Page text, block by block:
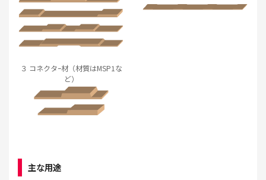
３ コネクタｰ材（材質はMSP1な
ど）
主な用途